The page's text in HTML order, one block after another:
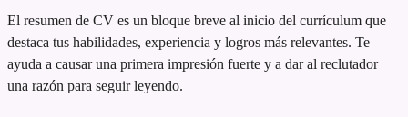
El resumen de CV es un bloque breve al inicio del currículum que
destaca tus habilidades, experiencia y logros más relevantes. Te
ayuda a causar una primera impresión fuerte y a dar al reclutador
una razón para seguir leyendo.